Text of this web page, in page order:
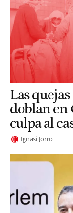
Las
doblan en
culpa al
Ignasi Jorro